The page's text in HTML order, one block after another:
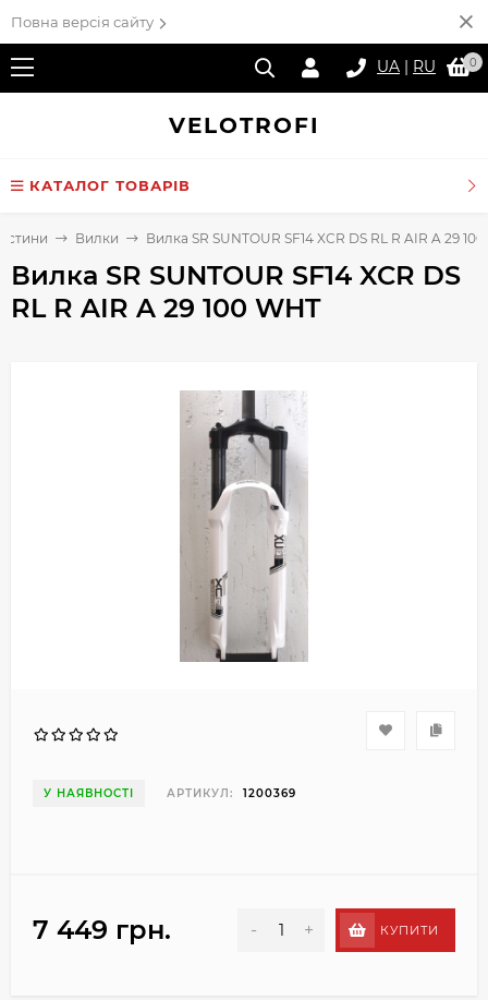
Повна версія сайту
UA | RU 0
VELOTROFI
КАТАЛОГ ТОВАРІВ
Вилки Вилка SR SUNTOUR SF14 XCR DS RL R AIR A 29
Вилка SR SUNTOUR SF14 XCR DS
RL R AIR A 29 100 WHT
У НАЯВНОСТІ АРТИКУЛ: 1200369
7 449 грн. - + КУПИТИ